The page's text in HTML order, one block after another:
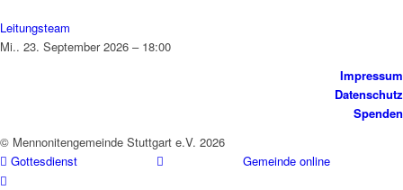
Leitungsteam
Mi.. 23. September 2026 – 18:00
Impressum
Datenschutz
Spenden
© Mennonitengemeinde Stuttgart e.V. 2026
Gottesdienst
Gemeinde online